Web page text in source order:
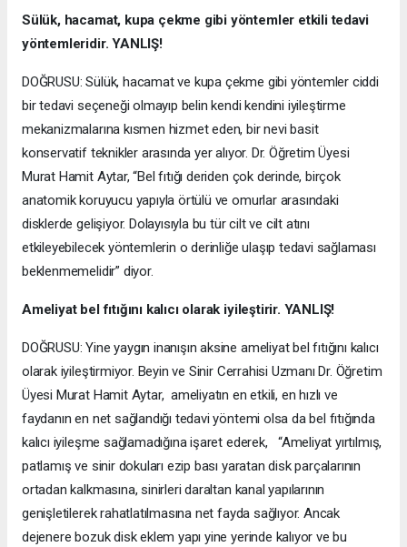
Sülük, hacamat, kupa çekme gibi yöntemler etkili tedavi
yöntemleridir. YANLIŞ!
DOĞRUSU: Sülük, hacamat ve kupa çekme gibi yöntemler ciddi
bir tedavi seçeneği olmayıp belin kendi kendini iyileştirme
mekanizmalarına kısmen hizmet eden, bir nevi basit
konservatif teknikler arasında yer alıyor. Dr. Öğretim Üyesi
Murat Hamit Aytar, “Bel fıtığı deriden çok derinde, birçok
anatomik koruyucu yapıyla örtülü ve omurlar arasındaki
disklerde gelişiyor. Dolayısıyla bu tür cilt ve cilt atını
etkileyebilecek yöntemlerin o derinliğe ulaşıp tedavi sağlaması
beklenmemelidir” diyor.
Ameliyat bel fıtığını kalıcı olarak iyileştirir. YANLIŞ!
DOĞRUSU: Yine yaygın inanışın aksine ameliyat bel fıtığını kalıcı
olarak iyileştirmiyor. Beyin ve Sinir Cerrahisi Uzmanı Dr. Öğretim
Üyesi Murat Hamit Aytar, ameliyatın en etkili, en hızlı ve
faydanın en net sağlandığı tedavi yöntemi olsa da bel fıtığında
kalıcı iyileşme sağlamadığına işaret ederek, “Ameliyat yırtılmış,
patlamış ve sinir dokuları ezip bası yaratan disk parçalarının
ortadan kalkmasına, sinirleri daraltan kanal yapılarının
genişletilerek rahatlatılmasına net fayda sağlıyor. Ancak
dejenere bozuk disk eklem yapı yine yerinde kalıyor ve bu